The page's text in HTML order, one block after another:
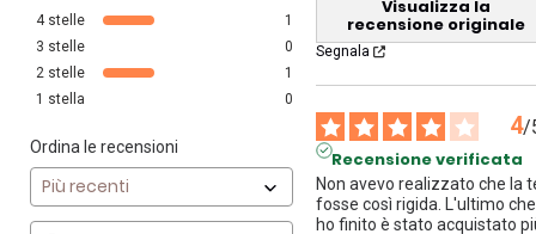
4 stelle
1
3 stelle
0
2 stelle
1
1 stella 0
Ordina le recensioni
Visualizza la
recensione originale
Segnala
4/
Recensione verificata
Non avevo realizzato che la
fosse così rigida. L'ultimo che
ho finito è stato acquistato